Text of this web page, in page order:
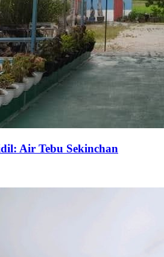
Air Tebu Sekinchan